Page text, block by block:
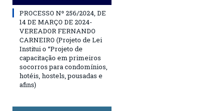
PROCESSO Nº 256/2024, DE
14 DE MARÇO DE 2024-
VEREADOR FERNANDO
CARNEIRO (Projeto de Lei
Institui o “Projeto de
capacitação em primeiros
socorros para condomínios,
hotéis, hostels, pousadas e
afins)